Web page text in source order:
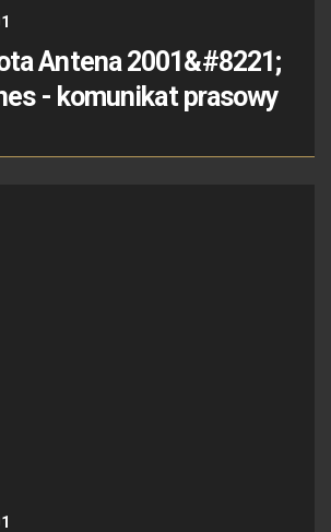
Antena 2001&#8221;
- komunikat prasowy